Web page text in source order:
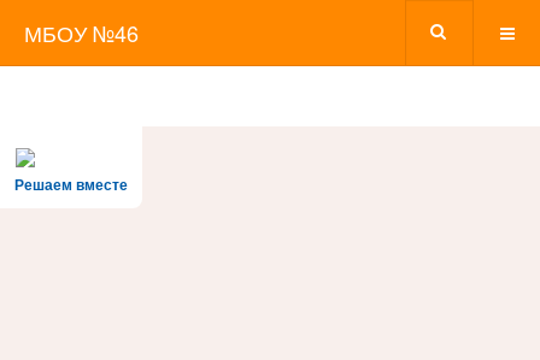
МБОУ №46
Решаем вместе